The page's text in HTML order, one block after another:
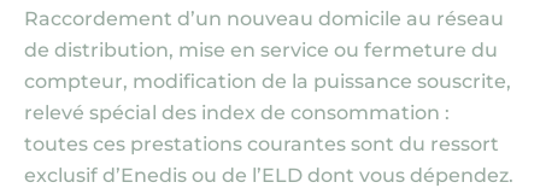
Raccordement d’un nouveau domicile au réseau
de distribution, mise en service ou fermeture du
compteur, modification de la puissance souscrite,
relevé spécial des index de consommation :
toutes ces prestations courantes sont du ressort
exclusif d’Enedis ou de l’ELD dont vous dépendez.